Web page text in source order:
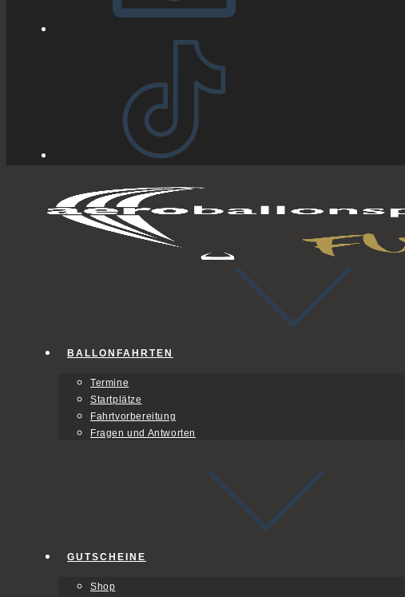
BALLONFAHRTEN
Termine
Startplätze
Fahrtvorbereitung
Fragen und Antworten
GUTSCHEINE
Shop